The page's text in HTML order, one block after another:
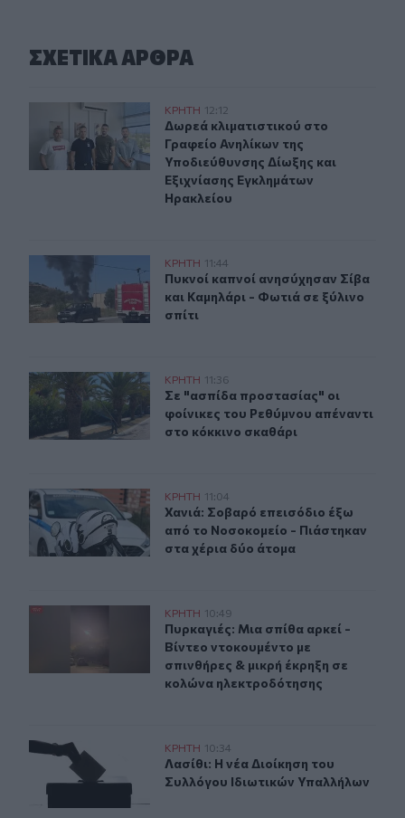
ΣΧΕΤΙΚA AΡΘΡΑ
Δωρεά κλιματιστικού στο Γραφείο Ανηλίκων της
ΚΡΗΤΗ 12:12
Δωρεά κλιματιστικού στο Γραφείο
Δωρεά κλιματιστικού στο
Γραφείο Ανηλίκων της
Υποδιεύθυνσης Δίωξης και
Εξιχνίασης Εγκλημάτων
Ηρακλείου
Φωτιά σε ξύλινο σπίτι κοντά στην Αγία Μαρίνα Φαιστού
ΚΡΗΤΗ 11:44
Πυκνοί καπνοί ανησύχησαν Σίβα
Πυκνοί καπνοί ανησύχησαν Σίβα
και Καμηλάρι - Φωτιά σε ξύλινο
σπίτι
Σε "ασπίδα προστασίας" οι φοίνικες του Ρεθύμνου
ΚΡΗΤΗ 11:36
Σε "ασπίδα προστασίας" οι
Σε "ασπίδα προστασίας" οι
φοίνικες του Ρεθύμνου απέναντι
στο κόκκινο σκαθάρι
Χανιά: Σοβαρό επεισόδιο έξω από το Νοσοκομείο -
ΚΡΗΤΗ 11:04
Χανιά: Σοβαρό επεισόδιο έξω από
Χανιά: Σοβαρό επεισόδιο έξω
από το Νοσοκομείο - Πιάστηκαν
στα χέρια δύο άτομα
Πυρκαγιές: Μια σπίθα αρκεί - Βίντεο ντοκουμέντο με
ΚΡΗΤΗ 10:49
Πυρκαγιές: Μια σπίθα αρκεί -
Πυρκαγιές: Μια σπίθα αρκεί -
Βίντεο ντοκουμέντο με
σπινθήρες & μικρή έκρηξη σε
κολώνα ηλεκτροδότησης
Λασίθι: Η νέα Διοίκηση του Συλλόγου Ιδιωτικών
ΚΡΗΤΗ 10:34
Λασίθι: Η νέα Διοίκηση του
Λασίθι: Η νέα Διοίκηση του
Συλλόγου Ιδιωτικών Υπαλλήλων